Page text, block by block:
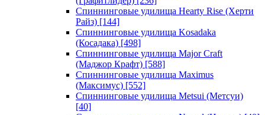
Спиннинговые удилища Hearty Rise (Херти
Райз) [144]
Спиннинговые удилища Kosadaka
(Косадака) [498]
Спиннинговые удилища Major Craft
(Маджор Крафт) [588]
Спиннинговые удилища Maximus
(Максимус) [552]
Спиннинговые удилища Metsui (Метсуи)
[40]